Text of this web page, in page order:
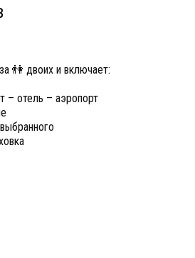
👫 двоих и включает:
– отель – аэропорт